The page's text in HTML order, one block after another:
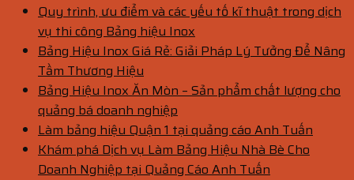
Quy trình, ưu điểm và các yếu tố kĩ thuật trong dịch
vụ thi công Bảng hiệu Inox
Bảng Hiệu Inox Giá Rẻ: Giải Pháp Lý Tưởng Để Nâng
Tầm Thương Hiệu
Bảng Hiệu Inox Ăn Mòn – Sản phẩm chất lượng cho
quảng bá doanh nghiệp
Làm bảng hiệu Quận 1 tại quảng cáo Anh Tuấn
Khám phá Dịch vụ Làm Bảng Hiệu Nhà Bè Cho
Doanh Nghiệp tại Quảng Cáo Anh Tuấn